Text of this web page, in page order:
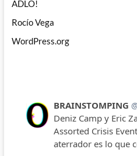
ADLO!
Rocío Vega
WordPress.org